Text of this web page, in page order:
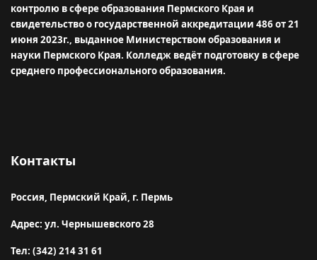
контролю в сфере образования Пермского Края и
свидетельство о государственной аккредитации 486 от 21
июня 2023г., выданное Министерством образования и
науки Пермского Края. Колледж ведёт подготовку в сфере
среднего профессионального образования.
Контакты
Россия, Пермский Край, г. Пермь
Адрес: ул. Чернышевского 28
Тел: (342) 214 31 61